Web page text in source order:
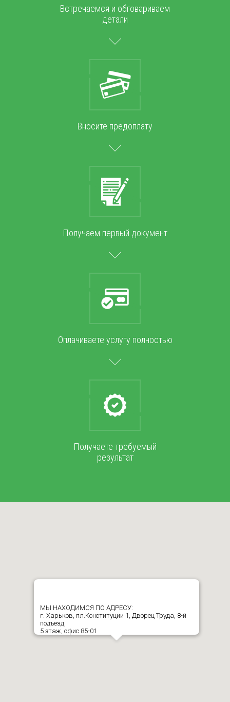
Встречаемся и обговариваем
детали
Вносите предоплату
Получаем первый документ
Оплачиваете услугу полностью
Получаете требуемый
результат
МЫ НАХОДИМСЯ ПО АДРЕСУ:
г. Харьков, пл.Конституции 1, Дворец Труда, 8-й
подъезд,
5 этаж, офис 85-01